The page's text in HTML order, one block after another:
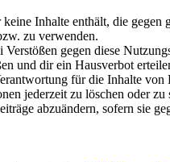
Inhalte enthält, die
zu verwenden.
gegen diese
und dir ein Hausverbot
für die Inhalte
jederzeit zu löschen oder zu
abzuändern, sofern sie